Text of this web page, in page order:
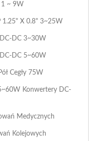
1 ~ 9W
1.25" X 0.8" 3~25W
DC 3~30W
DC 5~60W
Cegły 75W
Konwertery DC-
Medycznych
Kolejowych